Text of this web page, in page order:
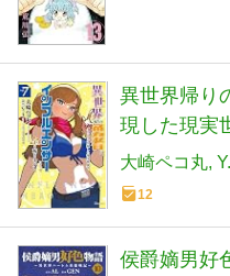
異世界帰り
現した現実
になって金
クス)
大崎ペコ丸
12
侯爵嫡男好